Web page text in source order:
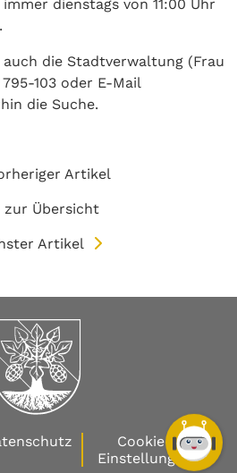
dienstags von 11:00 Uhr
die Stadtverwaltung (Frau
103 oder E-Mail
die Suche.
Artikel
zur Übersicht
Artikel
Cookie-
Einstellungen